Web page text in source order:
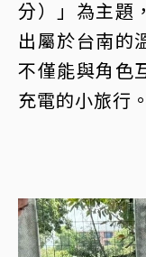
分）」為主題
出屬於台南的
不僅能與角色
充電的小旅行。